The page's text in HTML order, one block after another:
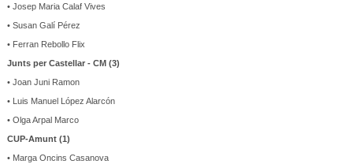
• Josep Maria Calaf Vives
• Susan Galí Pérez
• Ferran Rebollo Flix
Junts per Castellar - CM (3)
• Joan Juni Ramon
• Luis Manuel López Alarcón
• Olga Arpal Marco
CUP-Amunt (1)
• Marga Oncins Casanova